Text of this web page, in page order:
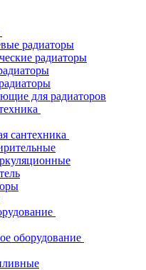
радиаторы
радиаторы
для радиаторов
сантехника
оборудование